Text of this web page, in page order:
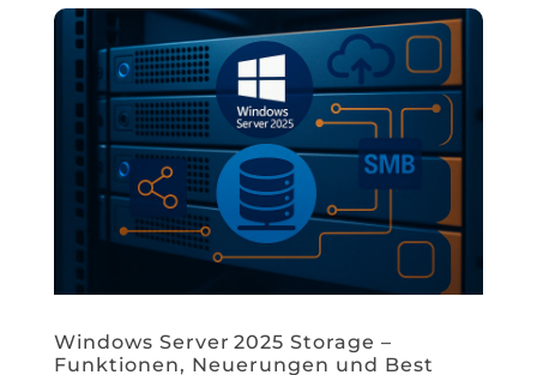
Windows Server 2025 Storage –
Funktionen, Neuerungen und Best